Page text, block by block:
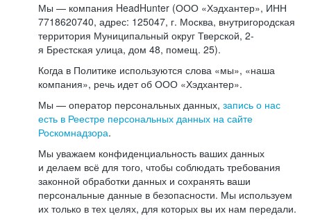
Мы — компания HeadHunter (ООО «Хэдхантер», ИНН
7718620740, адрес: 125047, г. Москва, внутригородская
территория Муниципальный округ Тверской, 2-
я Брестская улица, дом 48, помещ. 25).
Когда в Политике используются слова «мы», «наша
компания», речь идет об ООО «Хэдхантер».
Мы — оператор персональных данных, запись о нас
есть в Реестре персональных данных на сайте
Роскомнадзора.
Мы уважаем конфиденциальность ваших данных
и делаем всё для того, чтобы соблюдать требования
законной обработки данных и сохранять ваши
персональные данные в безопасности. Мы используем
их только в тех целях, для которых вы их нам передали.